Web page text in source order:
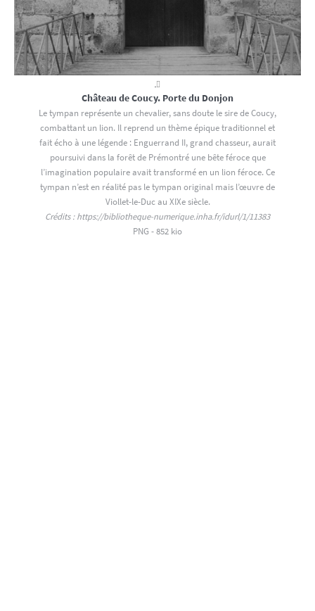
Château de Coucy. Porte du Donjon
Le tympan représente un chevalier, sans doute le sire de Coucy,
combattant un lion. Il reprend un thème épique traditionnel et
fait écho à une légende : Enguerrand II, grand chasseur, aurait
poursuivi dans la forêt de Prémontré une bête féroce que
l’imagination populaire avait transformé en un lion féroce. Ce
tympan n’est en réalité pas le tympan original mais l’œuvre de
Viollet-le-Duc au XIXe siècle.
Crédits : https://bibliotheque-numerique.inha.fr/idurl/1/11383
PNG - 852 kio